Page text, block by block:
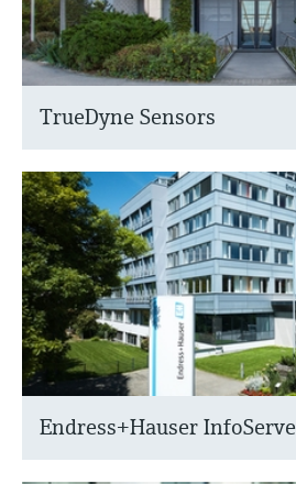
TrueDyne Sensors
Endress+Hauser InfoServe